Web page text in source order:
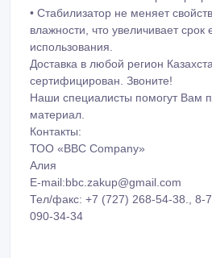
• Стабилизатор не меняет
влажности, что увеличивает срок
использования.
сертифицирован. Звоните!
Наши специалисты помогут Вам
Контакты:
Тел/факс: +7 (727) 268-54-38., 8-
090-34-34